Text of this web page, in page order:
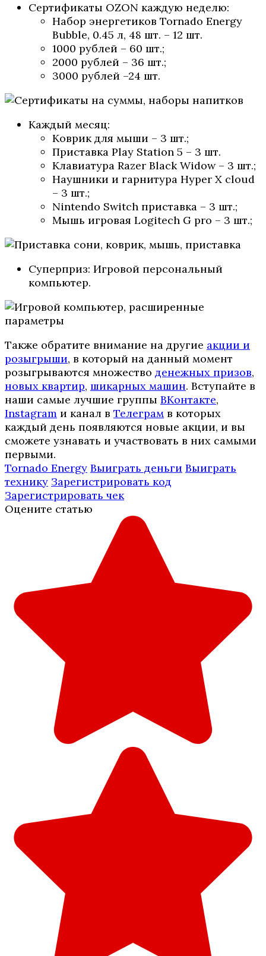
Сертификаты OZON каждую неделю:
Набор энергетиков Tornado Energy
Bubble, 0.45 л, 48 шт. – 12 шт.
1000 рублей – 60 шт.;
2000 рублей – 36 шт.;
3000 рублей –24 шт.
Каждый месяц:
Коврик для мыши – 3 шт.;
Приставка Play Station 5 – 3 шт.
Клавиатура Razer Black Widow – 3 шт.;
Наушники и гарнитура Hyper X cloud
– 3 шт.;
Nintendo Switch приставка – 3 шт.;
Мышь игровая Logitech G pro – 3 шт.;
Суперприз: Игровой персональный
компьютер.
Также обратите внимание на другие акции и
розыгрыши, в который на данный момент
розыгрываются множество денежных призов,
новых квартир, шикарных машин. Вступайте в
наши самые лучшие группы ВКонтакте,
Instagram и канал в Телеграм в которых
каждый день появляются новые акции, и вы
сможете узнавать и участвовать в них самыми
первыми.
Tornado Energy Выиграть деньги Выиграть
технику Зарегистрировать код
Зарегистрировать чек
Оцените статью